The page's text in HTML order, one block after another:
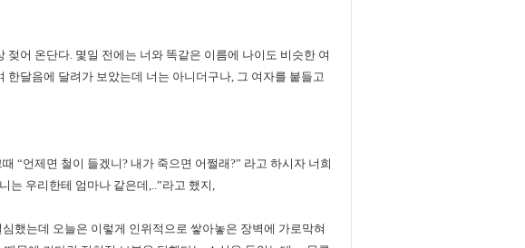
어 온단다. 몇일 전에는 너와 똑같은 이름에 나이도 비슷한 여
한달음에 달려가 보았는데 너는 아니더구나, 그 여자를 붙들고
“언제면 철이 들겠니? 내가 죽으면 어쩔래?” 라고 하시자 너희
는 우리한테 엄마나 같은데,..”라고 했지,
했는데 오늘은 이렇게 인위적으로 쌓아놓은 장벽에 가로막혀